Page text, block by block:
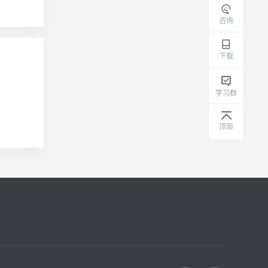
咨询
下载
学习群
顶部